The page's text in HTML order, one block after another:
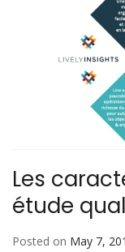
Les
étude
Posted on May 7,